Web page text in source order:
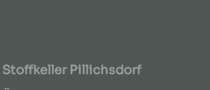
Stoffkeller Pillichsdorf